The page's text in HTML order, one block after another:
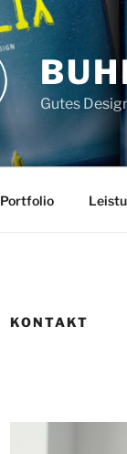
Gutes
Portfolio
KONTAKT